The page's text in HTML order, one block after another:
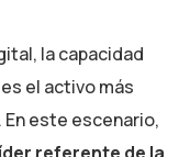
la capacidad
el activo más
este escenario,